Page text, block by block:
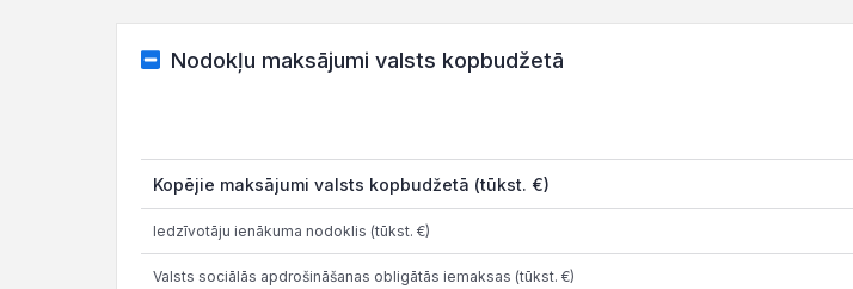
Nodokļu maksājumi valsts kopbudžetā
Kopējie maksājumi valsts kopbudžetā (tūkst. €)
Iedzīvotāju ienākuma nodoklis (tūkst. €)
Valsts sociālās apdrošināšanas obligātās iemaksas (tūkst. €)